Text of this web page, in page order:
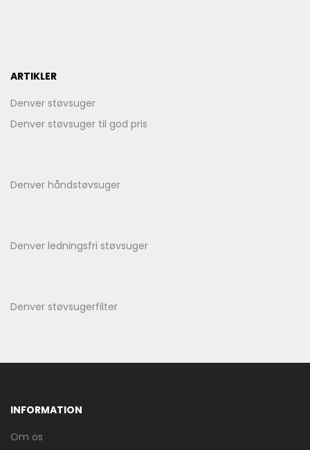
ARTIKLER
Denver støvsuger
Denver støvsuger til god pris
Denver håndstøvsuger
Denver ledningsfri støvsuger
Denver støvsugerfilter
INFORMATION
Om os